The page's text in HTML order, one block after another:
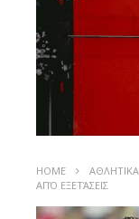
HOME ΑΘΛΗΤΙΚΑ
ΑΠΌ ΕΞΕΤΆΣΕΙΣ